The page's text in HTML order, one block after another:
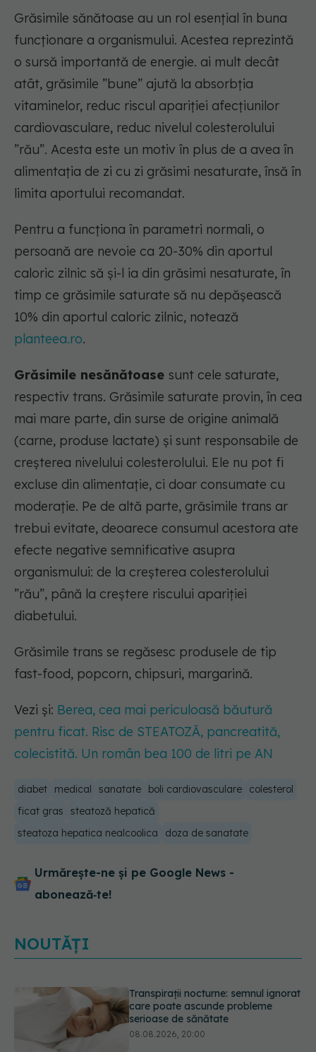
Grăsimile sănătoase au un rol esențial în buna
funcționare a organismului. Acestea reprezintă
o sursă importantă de energie. ai mult decât
atât, grăsimile ”bune” ajută la absorbția
vitaminelor, reduc riscul apariției afecțiunilor
cardiovasculare, reduc nivelul colesterolului
”rău”. Acesta este un motiv în plus de a avea în
alimentația de zi cu zi grăsimi nesaturate, însă în
limita aportului recomandat.
Pentru a funcționa în parametri normali, o
persoană are nevoie ca 20-30% din aportul
caloric zilnic să și-l ia din grăsimi nesaturate, în
timp ce grăsimile saturate să nu depășească
10% din aportul caloric zilnic, notează
planteea.ro.
Grăsimile nesănătoase sunt cele saturate,
respectiv trans. Grăsimile saturate provin, în cea
mai mare parte, din surse de origine animală
(carne, produse lactate) și sunt responsabile de
creșterea nivelului colesterolului. Ele nu pot fi
excluse din alimentație, ci doar consumate cu
moderație. Pe de altă parte, grăsimile trans ar
trebui evitate, deoarece consumul acestora ate
efecte negative semnificative asupra
organismului: de la creșterea colesterolului
”rău”, până la creștere riscului apariției
diabetului.
Grăsimile trans se regăsesc produsele de tip
fast-food, popcorn, chipsuri, margarină.
Vezi și: Berea, cea mai periculoasă băutură
pentru ficat. Risc de STEATOZĂ, pancreatită,
colecistită. Un român bea 100 de litri pe AN
diabet medical sanatate boli cardiovasculare
colesterol
ficat gras
steatoză hepatică
steatoza hepatica nealcoolica
doza de sanatate
Urmărește-ne și pe Google News -
abonează‑te!
NOUTĂȚI
Ce poți mânca și ce trebuie să eviți
dacă ai gastrită: exemplu de meniu
care reduce inflamația stomacului
08.08.2026, 19:00